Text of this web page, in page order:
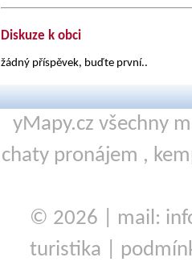
Diskuze k obci
žádný příspěvek, buďte první..
yMapy.cz všechny
chaty pronájem ,
© 2026 | mail:
turistika